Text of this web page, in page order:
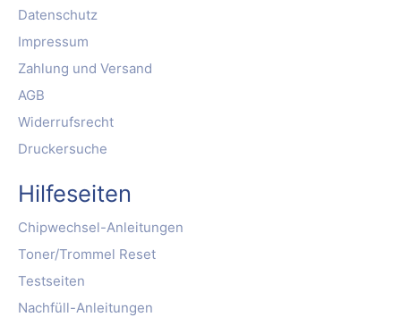
Datenschutz
Impressum
Zahlung und Versand
AGB
Widerrufsrecht
Druckersuche
Hilfeseiten
Chipwechsel-Anleitungen
Toner/Trommel Reset
Testseiten
Nachfüll-Anleitungen